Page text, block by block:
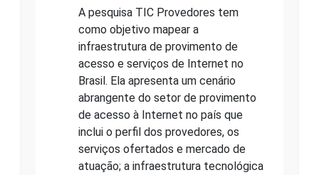
A pesquisa TIC Provedores tem
como objetivo mapear a
infraestrutura de provimento de
acesso e serviços de Internet no
Brasil. Ela apresenta um cenário
abrangente do setor de provimento
de acesso à Internet no país que
inclui o perfil dos provedores, os
serviços ofertados e mercado de
atuação; a infraestrutura tecnológica